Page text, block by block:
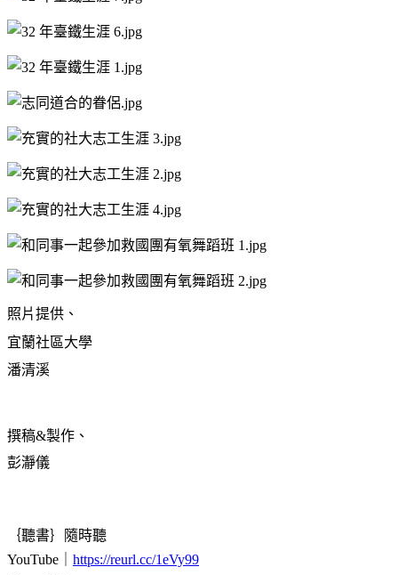
照片提供、
宜蘭社區大學
潘清溪
撰稿&製作、
彭瀞儀
｛聽書｝隨時聽
YouTube｜ https://reurl.cc/1eVy99